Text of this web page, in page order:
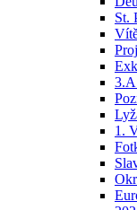
St.
1.